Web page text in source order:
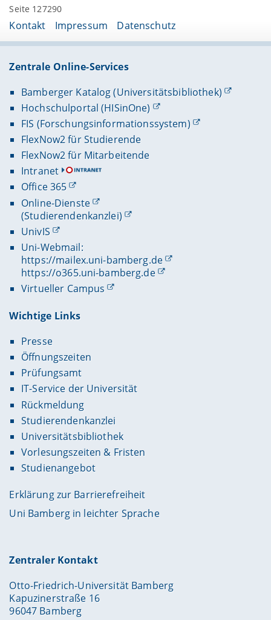
Seite 127290
Kontakt Impressum Datenschutz
Zentrale Online-Services
Bamberger Katalog (Universitätsbibliothek)
Hochschulportal (HISinOne)
FIS (Forschungsinformationssystem)
FlexNow2 für Studierende
FlexNow2 für Mitarbeitende
Intranet
Office 365
Online-Dienste
(Studierendenkanzlei)
UnivIS
Uni-Webmail:
https://mailex.uni-bamberg.de
https://o365.uni-bamberg.de
Virtueller Campus
Wichtige Links
Presse
Öffnungszeiten
Prüfungsamt
IT-Service der Universität
Rückmeldung
Studierendenkanzlei
Universitätsbibliothek
Vorlesungszeiten & Fristen
Studienangebot
Erklärung zur Barrierefreiheit
Uni Bamberg in leichter Sprache
Zentraler Kontakt
Otto-Friedrich-Universität Bamberg
Kapuzinerstraße 16
96047 Bamberg